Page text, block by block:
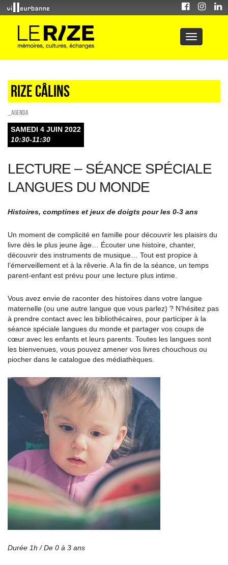
Rize Câlins
_Agenda
SAMEDI 4 JUIN 2022
10:30-11:30
LECTURE – SÉANCE SPÉCIALE
LANGUES DU MONDE
Histoires, comptines et jeux de doigts pour les 0-3 ans
Un moment de complicité en famille pour découvrir les plaisirs du
livre dès le plus jeune âge… Écouter une histoire, chanter,
découvrir des instruments de musique… Tout est propice à
l’émerveillement et à la rêverie. A la fin de la séance, un temps
parent-enfant est prévu pour une lecture plus intime.
Vous avez envie de raconter des histoires dans votre langue
maternelle (ou une autre langue que vous parlez) ? N’hésitez pas
à prendre contact avec les bibliothécaires, pour participer à la
séance spéciale langues du monde et partager vos coups de
cœur avec les enfants et leurs parents. Toutes les langues sont
les bienvenues, vous pouvez amener vos livres chouchous ou
piocher dans le catalogue des médiathèques.
Durée 1h / De 0 à 3 ans